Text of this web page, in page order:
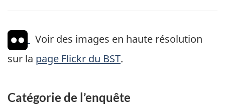
Voir des images en haute résolution
sur la page Flickr du BST.
Catégorie de l’enquête